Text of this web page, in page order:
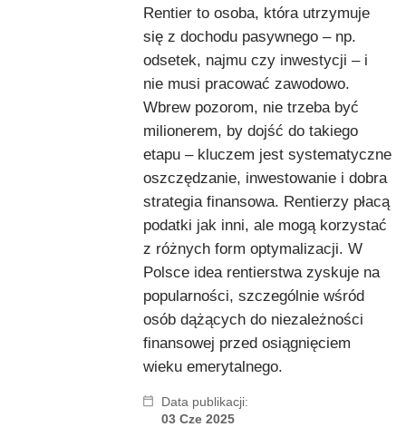
Rentier to osoba, która utrzymuje
się z dochodu pasywnego – np.
odsetek, najmu czy inwestycji – i
nie musi pracować zawodowo.
Wbrew pozorom, nie trzeba być
milionerem, by dojść do takiego
etapu – kluczem jest systematyczne
oszczędzanie, inwestowanie i dobra
strategia finansowa. Rentierzy płacą
podatki jak inni, ale mogą korzystać
z różnych form optymalizacji. W
Polsce idea rentierstwa zyskuje na
popularności, szczególnie wśród
osób dążących do niezależności
finansowej przed osiągnięciem
wieku emerytalnego.
Data publikacji:
03 Cze 2025